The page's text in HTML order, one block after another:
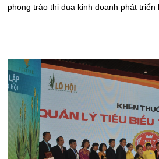
phong trào thi đua kinh doanh phát triển